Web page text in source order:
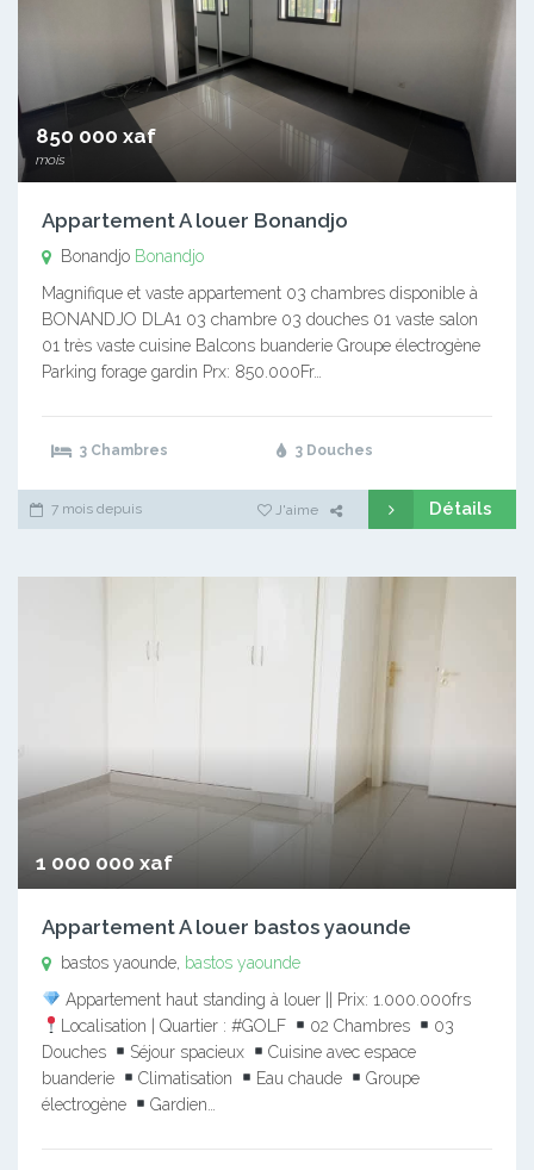
850 000 xaf
mois
Appartement A louer Bonandjo
Bonandjo Bonandjo
Magnifique et vaste appartement 03 chambres disponible à
BONANDJO DLA1 03 chambre 03 douches 01 vaste salon
01 très vaste cuisine Balcons buanderie Groupe électrogène
Parking forage gardin Prx: 850.000Fr…
3 Chambres 3 Douches
7 mois depuis J'aime Détails
1 000 000 xaf
Appartement A louer bastos yaounde
bastos yaounde, bastos yaounde
Appartement haut standing à louer || Prix: 1.000.000frs
Localisation | Quartier : #GOLF
02 Chambres
03
Douches
Séjour spacieux
Cuisine avec espace
buanderie
Climatisation Eau chaude
Groupe
électrogène
Gardien…